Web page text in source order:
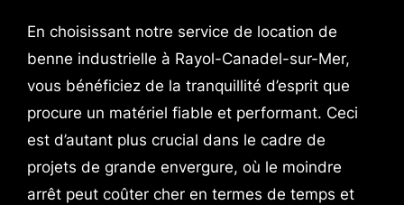
En choisissant notre service de location de
benne industrielle à Rayol-Canadel-sur-Mer,
vous bénéficiez de la tranquillité d’esprit que
procure un matériel fiable et performant. Ceci
est d’autant plus crucial dans le cadre de
projets de grande envergure, où le moindre
arrêt peut coûter cher en termes de temps et